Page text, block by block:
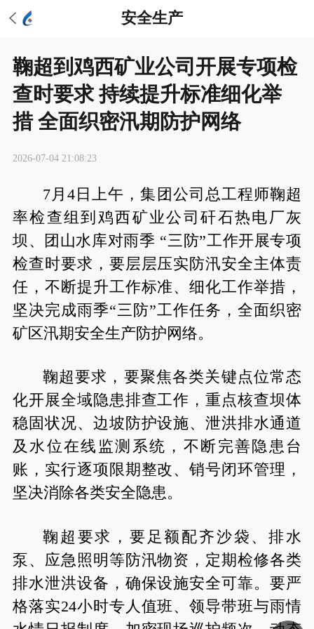
安全生产
鞠超到鸡西矿业公司开展专项检
查时要求 持续提升标准细化举
措 全面织密汛期防护网络
2026-07-04 21:08:23
7月4日上午，集团公司总工程师鞠超
率检查组到鸡西矿业公司矸石热电厂灰
坝、团山水库对雨季 “三防”工作开展专项
检查时要求，要层层压实防汛安全主体责
任，不断提升工作标准、细化工作举措，
坚决完成雨季“三防”工作任务，全面织密
矿区汛期安全生产防护网络。
鞠超要求，要聚焦各类关键点位常态
化开展全域隐患排查工作，重点核查坝体
稳固状况、边坡防护设施、泄洪排水通道
及水位在线监测系统，不断完善隐患台
账，实行逐项限期整改、销号闭环管理，
坚决消除各类安全隐患。
鞠超要求，要足额配齐沙袋、排水
泵、应急照明等防汛物资，定期检修各类
排水泄洪设备，确保设施安全可靠。要严
格落实24小时专人值班、领导带班与雨情